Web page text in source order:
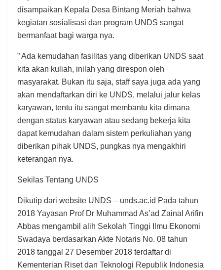
disampaikan Kepala Desa Bintang Meriah bahwa
kegiatan sosialisasi dan program UNDS sangat
bermanfaat bagi warga nya.
” Ada kemudahan fasilitas yang diberikan UNDS saat
kita akan kuliah, inilah yang direspon oleh
masyarakat. Bukan itu saja, staff saya juga ada yang
akan mendaftarkan diri ke UNDS, melalui jalur kelas
karyawan, tentu itu sangat membantu kita dimana
dengan status karyawan atau sedang bekerja kita
dapat kemudahan dalam sistem perkuliahan yang
diberikan pihak UNDS, pungkas nya mengakhiri
keterangan nya.
Sekilas Tentang UNDS
Dikutip dari website UNDS – unds.ac.id Pada tahun
2018 Yayasan Prof Dr Muhammad As’ad Zainal Arifin
Abbas mengambil alih Sekolah Tinggi Ilmu Ekonomi
Swadaya berdasarkan Akte Notaris No. 08 tahun
2018 tanggal 27 Desember 2018 terdaftar di
Kementerian Riset dan Teknologi Republik Indonesia